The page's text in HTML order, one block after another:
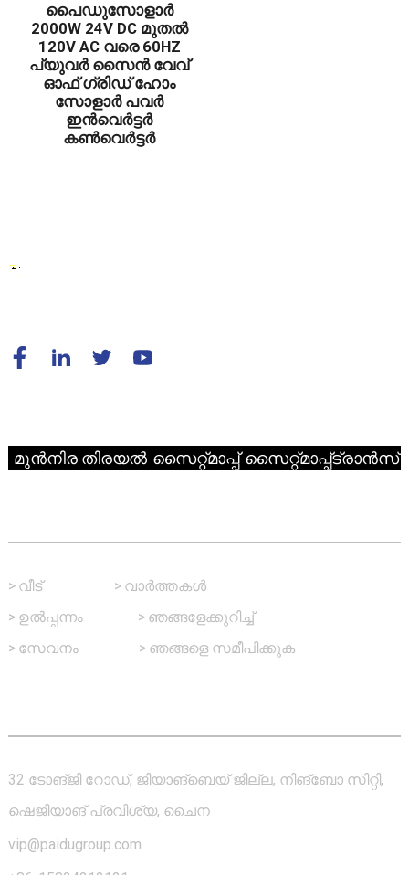
പൈഡുസോളാർ
2000W 24V DC മുതൽ
120V AC വരെ 60HZ
പ്യുവർ സൈൻ വേവ്
ഓഫ് ഗ്രിഡ് ഹോം
സോളാർ പവർ
ഇൻവെർട്ടർ
കൺവെർട്ടർ
മുൻനിര തിരയൽ സൈറ്റ്മാപ്പ് സൈറ്റ്മാപ്പ്ട്രാൻസ്
> വീട് > വാർത്തകൾ
> ഉൽപ്പന്നം > ഞങ്ങളേക്കുറിച്ച്
> സേവനം > ഞങ്ങളെ സമീപിക്കുക
32 ടോങ്‌ജി റോഡ്, ജിയാങ്‌ബെയ് ജില്ല, നിങ്‌ബോ സിറ്റി,
ഷെജിയാങ് പ്രവിശ്യ, ചൈന
vip@paidugroup.com